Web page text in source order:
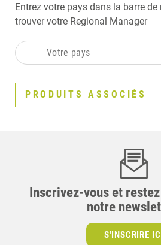
Entrez votre pays dans la barre de
trouver votre Regional Manager
PRODUITS ASSOCIÉS
Inscrivez-vous et
notre
S'INSCRIRE